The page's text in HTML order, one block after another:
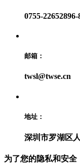
0755-22652896-
邮箱：
twsl@twse.cn
地址：
深圳市罗湖区
为了您的隐私和安